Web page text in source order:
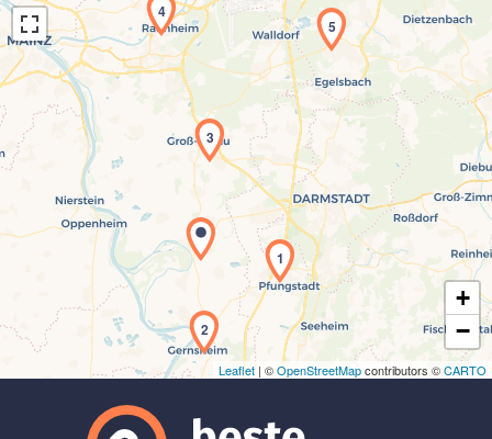
Laden der Karte...
1
2
3
4
5
+
−
Leaflet | ©OpenStreetMapcontributors ©CARTO